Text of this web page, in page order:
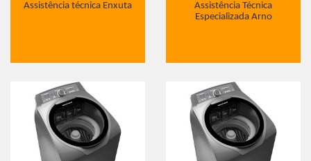
Assistência técnica Enxuta
Assistência Técnica
Especializada Arno